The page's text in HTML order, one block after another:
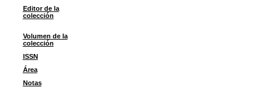
Editor de la
colección
Volumen de la
colección
ISSN
Área
Notas